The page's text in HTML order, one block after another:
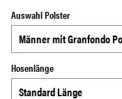
Auswahl Polster
Hosenlänge